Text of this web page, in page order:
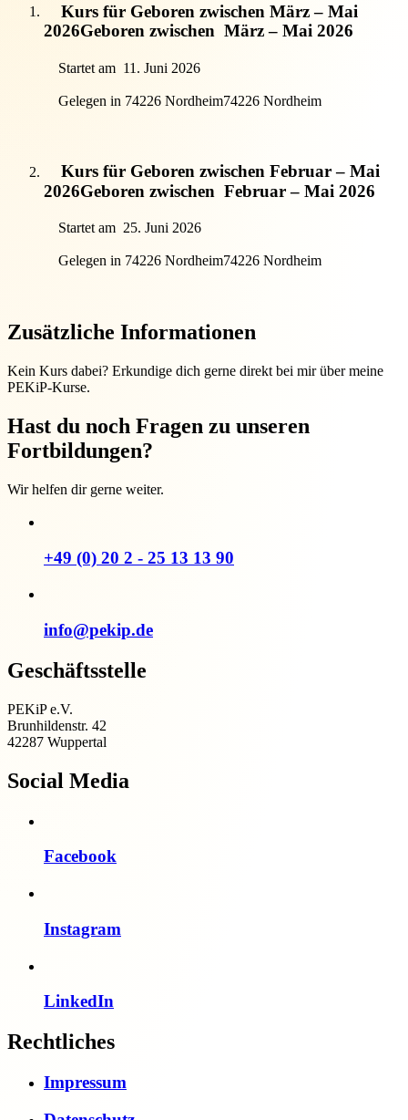
Kurs für Geboren zwischen März – Mai
2026Geboren zwischen März – Mai 2026
Startet am 11. Juni 2026
Gelegen in 74226 Nordheim74226 Nordheim
Kurs für Geboren zwischen Februar – Mai
2026Geboren zwischen Februar – Mai 2026
Startet am 25. Juni 2026
Gelegen in 74226 Nordheim74226 Nordheim
Zusätzliche Informationen
Kein Kurs dabei? Erkundige dich gerne direkt bei mir über meine
PEKiP-Kurse.
Hast du noch Fragen zu unseren
Fortbildungen?
Wir helfen dir gerne weiter.
+49 (0) 20 2 - 25 13 13 90
info@pekip.de
Geschäftsstelle
PEKiP e.V.
Brunhildenstr. 42
42287 Wuppertal
Social Media
Facebook
Instagram
LinkedIn
Rechtliches
Impressum